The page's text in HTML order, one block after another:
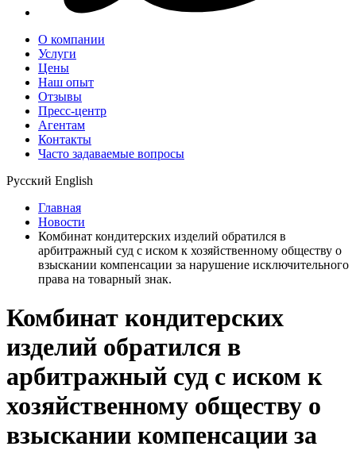
О компании
Услуги
Цены
Наш опыт
Отзывы
Пресс-центр
Агентам
Контакты
Часто задаваемые вопросы
Русский English
Главная
Новости
Комбинат кондитерских изделий обратился в
арбитражный суд с иском к хозяйственному обществу о
взыскании компенсации за нарушение исключительного
права на товарный знак.
Комбинат кондитерских
изделий обратился в
арбитражный суд с иском к
хозяйственному обществу о
взыскании компенсации за